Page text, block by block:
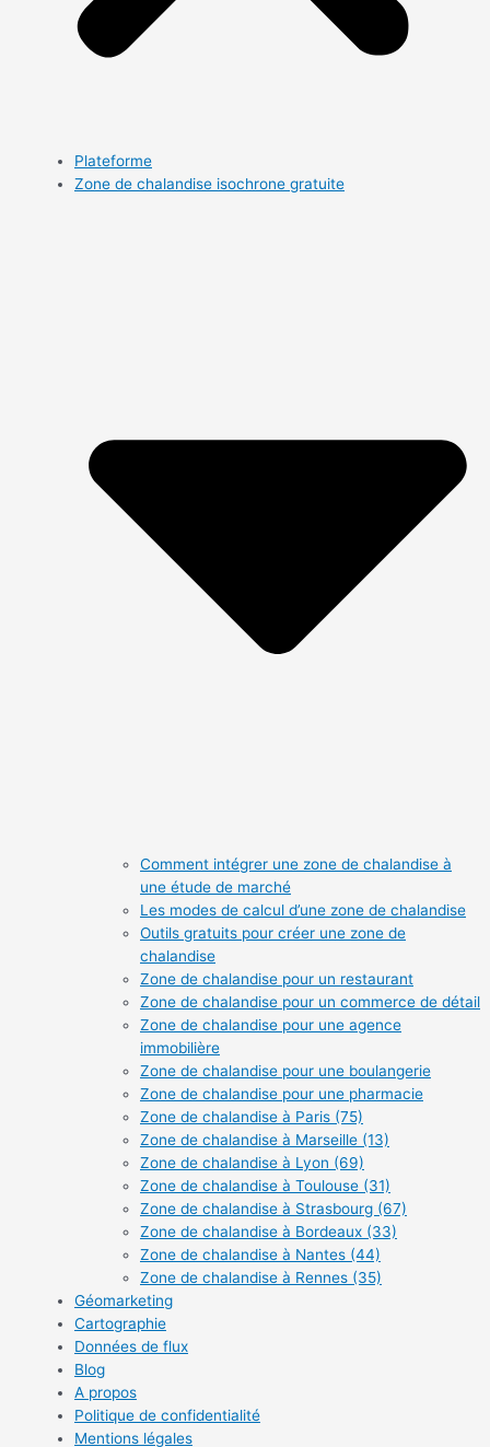
Plateforme
Zone de chalandise isochrone gratuite
Comment intégrer une zone de chalandise à
une étude de marché
Les modes de calcul d’une zone de chalandise
Outils gratuits pour créer une zone de
chalandise
Zone de chalandise pour un restaurant
Zone de chalandise pour un commerce de détail
Zone de chalandise pour une agence
immobilière
Zone de chalandise pour une boulangerie
Zone de chalandise pour une pharmacie
Zone de chalandise à Paris (75)
Zone de chalandise à Marseille (13)
Zone de chalandise à Lyon (69)
Zone de chalandise à Toulouse (31)
Zone de chalandise à Strasbourg (67)
Zone de chalandise à Bordeaux (33)
Zone de chalandise à Nantes (44)
Zone de chalandise à Rennes (35)
Géomarketing
Cartographie
Données de flux
Blog
A propos
Politique de confidentialité
Mentions légales